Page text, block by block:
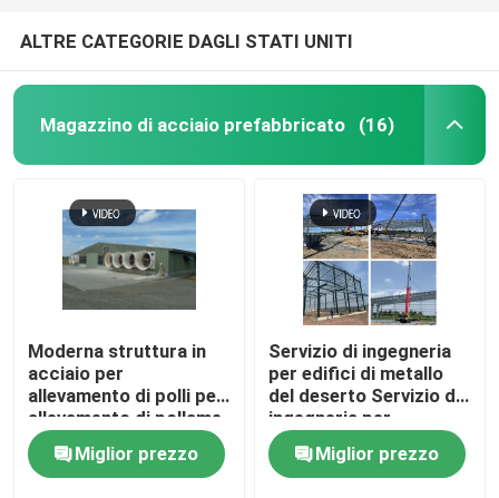
ALTRE CATEGORIE DAGLI STATI UNITI
Magazzino di acciaio prefabbricato (16)
Moderna struttura in
acciaio per
allevamento di polli per
allevamento di pollame,
costruzione di
strutture in acciaio
leggero per pollame
Miglior prezzo
Servizio di ingegneria
per edifici di metallo
del deserto Servizio di
ingegneria per
magazzini di metallo
del deserto Servizio di
ingegneria di
Miglior prezzo